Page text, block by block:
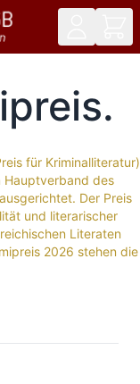
für Kriminalliteratur)
Hauptverband des
Der Preis
und literarischer
Literaten
2026 stehen die